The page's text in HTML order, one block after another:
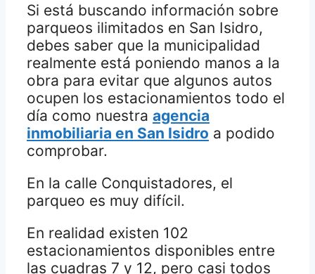
Si está buscando información sobre
parqueos ilimitados en San Isidro,
debes saber que la municipalidad
realmente está poniendo manos a la
obra para evitar que algunos autos
ocupen los estacionamientos todo el
día como nuestra agencia
inmobiliaria en San Isidro a podido
comprobar.
En la calle Conquistadores, el
parqueo es muy difícil.
En realidad existen 102
estacionamientos disponibles entre
las cuadras 7 y 12, pero casi todos